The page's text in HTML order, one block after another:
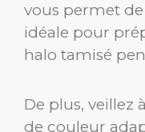
vous permet de
idéale pour
halo tamisé
De plus, veillez
de couleur